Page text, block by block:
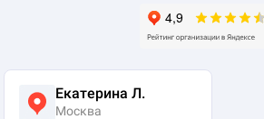
Екатерина Л.
Москва